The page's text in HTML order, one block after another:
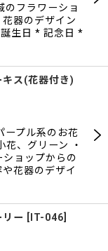
のフラワーショ
器のデザイン
生日 * 記念日 *
キス(花器付き)
ープル系のお花
、グリーン ・
ョップからの
花器のデザイ
ー IT-046